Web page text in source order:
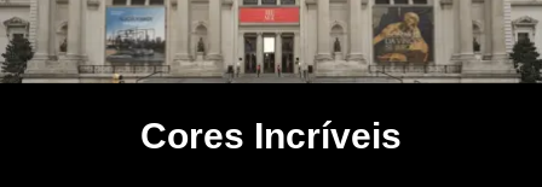
Cores Incríveis